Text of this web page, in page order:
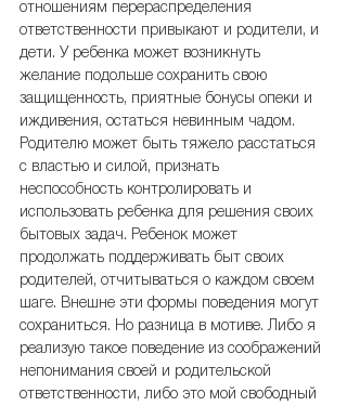
отношениям перераспределения
ответственности привыкают и родители, и
дети. У ребенка может возникнуть
желание подольше сохранить свою
защищенность, приятные бонусы опеки и
иждивения, остаться невинным чадом.
Родителю может быть тяжело расстаться
с властью и силой, признать
неспособность контролировать и
использовать ребенка для решения своих
бытовых задач. Ребенок может
продолжать поддерживать быт своих
родителей, отчитываться о каждом своем
шаге. Внешне эти формы поведения могут
сохраниться. Но разница в мотиве. Либо я
реализую такое поведение из соображений
непонимания своей и родительской
ответственности, либо это мой свободный